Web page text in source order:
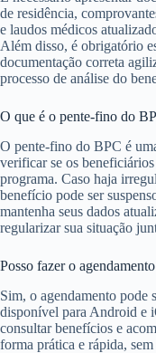
de residência,
e laudos médicos
Além disso, é obrigatório
documentação correta
processo de análise do
O que é o pente-fino do
O pente-fino do BPC é
verificar se os
programa. Caso haja
benefício pode ser
mantenha seus dados
regularizar sua situação
Posso fazer o
Sim, o agendamento pode
disponível para Android e
consultar benefícios e
forma prática e rápida,